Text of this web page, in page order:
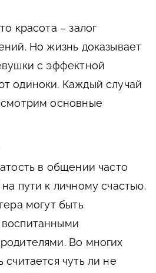
красота – залог
Но жизнь доказывает
с эффектной
одиноки. Каждый случай
основные
в общении часто
пути к личному счастью.
могут быть
Во многих
чуть ли не